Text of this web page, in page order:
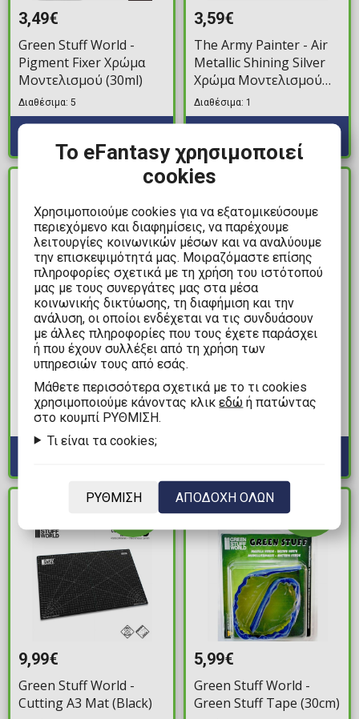
3,49€
Green Stuff World -
Pigment Fixer Χρώμα
Μοντελισμού (30ml)
Διαθέσιμα: 5
3,59€
The Army Painter - Air
Metallic Shining Silver
Χρώμα Μοντελισμού
(18ml)
Διαθέσιμα: 1
3,49€
The Army Painter -
Warpaints Fanatic:
Blood Chalice Χρώμα
Μοντελισμού (18ml)
Διαθέσιμα: 10
11,99€
Translucent White
Containment Moulds
ΔΙΑΘΕΣΙΜΟ
9,99€
Green Stuff World -
Cutting A3 Mat (Black)
ΔΙΑΘΕΣΙΜΟ
5,99€
Green Stuff World -
Green Stuff Tape (30cm)
Το eFantasy χρησιμοποιεί
cookies
Χρησιμοποιούμε cookies για να εξατομικεύσουμε
περιεχόμενο και διαφημίσεις, να παρέχουμε
λειτουργίες κοινωνικών μέσων και να αναλύουμε
την επισκεψιμότητά μας. Μοιραζόμαστε επίσης
πληροφορίες σχετικά με τη χρήση του ιστότοπού
μας με τους συνεργάτες μας στα μέσα
κοινωνικής δικτύωσης, τη διαφήμιση και την
ανάλυση, οι οποίοι ενδέχεται να τις συνδυάσουν
με άλλες πληροφορίες που τους έχετε παράσχει
ή που έχουν συλλέξει από τη χρήση των
υπηρεσιών τους από εσάς.
Mάθετε περισσότερα σχετικά με το τι cookies
χρησιμοποιούμε κάνοντας κλικεδώ ή πατώντας
στο κουμπί ΡΥΘΜΙΣΗ.
Τι είναι τα cookies;
ΡΥΘΜΙΣΗ ΑΠΟΔΟΧΗ ΟΛΩΝ